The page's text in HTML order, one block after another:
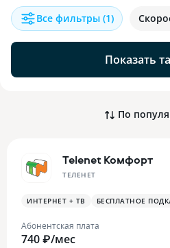
Показать
Все фильтры (1)
По
Telenet Комфорт
ТЕЛЕНЕТ
ИНТЕРНЕТ + ТВ БЕСПЛАТНОЕ
Абонентская плата
740 ₽/мес